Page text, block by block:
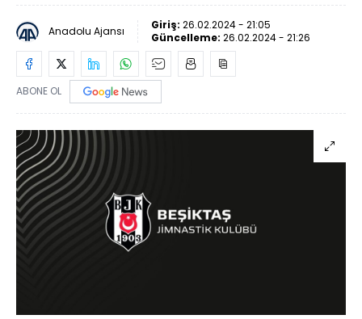
Anadolu Ajansı Giriş: 26.02.2024 - 21:05
Güncelleme: 26.02.2024 - 21:26
ABONE OL